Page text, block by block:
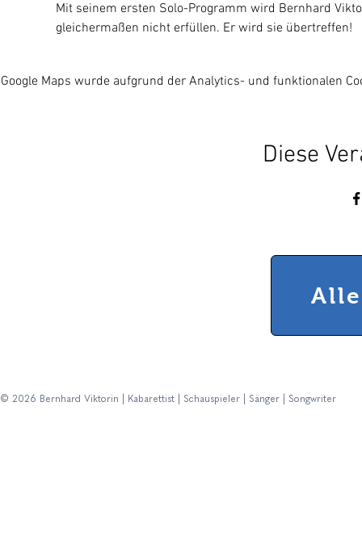
Mit seinem ersten Solo-Programm wird Bernhard
gleichermaßen nicht erfüllen. Er wird sie übertreffen!
Google Maps wurde aufgrund der Analytics- und funktionalen
Diese
© 2026 Bernhard Viktorin | Kabarettist | Schauspieler | Sänger | Songwriter